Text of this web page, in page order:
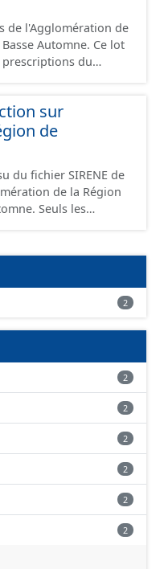
de l'Agglomération de
Automne. Ce lot
du
sur
de
du fichier SIRENE de
de la Région
les
du
Ce lot ne contient pas
économique à ce
du CNIG se
2
2
2
2
2
2
2